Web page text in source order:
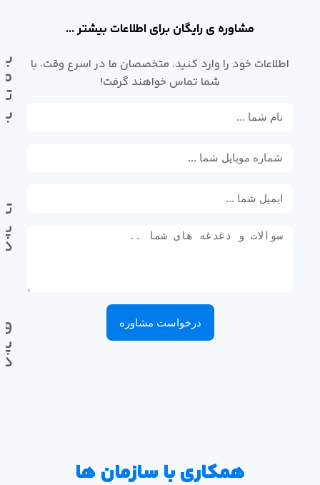
مشاوره ی رایگان برای اطلاعات بیشتر ...
اطلاعات خود را وارد کنید. متخصصان ما در اسرع وقت، با
شما تماس خواهند گرفت!
درخواست مشاوره
با
همکاری با سازمان ها